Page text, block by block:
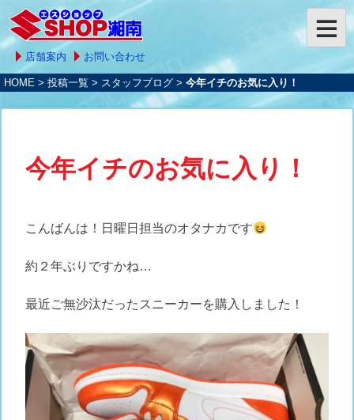
店舗案内 お問い合わせ
HOME > 投稿一覧 > スタッフブログ > 今年イチのお気に入り！
今年イチのお気に入り！
こんばんは！日曜日担当のオタナカです
約２年ぶりですかね…
最近ご無沙汰だったスニーカーを購入しました！